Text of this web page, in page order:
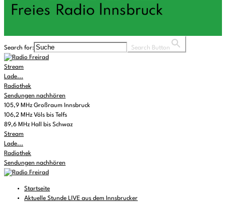
Search for: Search Button
Stream
Lade...
Radiothek
Sendungen nachhören
105,9 MHz Großraum Innsbruck
106,2 MHz Völs bis Telfs
89,6 MHz Hall bis Schwaz
Stream
Lade...
Radiothek
Sendungen nachhören
Startseite
Aktuelle Stunde LIVE aus dem Innsbrucker